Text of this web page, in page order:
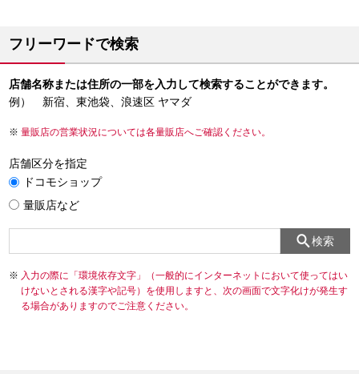
フリーワードで検索
店舗名称または住所の一部を入力して検索することができます。
例） 新宿、東池袋、浪速区 ヤマダ
量販店の営業状況については各量販店へご確認ください。
店舗区分を指定
ドコモショップ
量販店など
検索
入力の際に「環境依存文字」（一般的にインターネットにおいて使ってはい
けないとされる漢字や記号）を使用しますと、次の画面で文字化けが発生す
る場合がありますのでご注意ください。